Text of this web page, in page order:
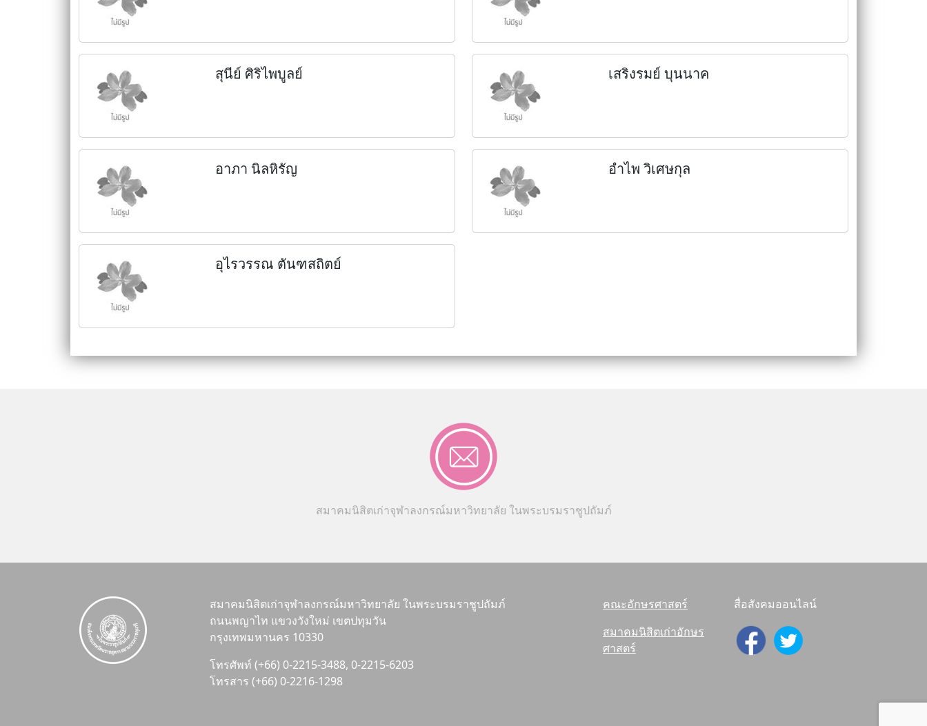
สุนีย์ ศิริไพบูลย์ เสริงรมย์ บุนนาค
อาภา นิลหิรัญ อำไพ วิเศษกุล
อุไรวรรณ ตันฑสถิตย์
สมาคมนิสิตเก่าจุฬาลงกรณ์มหาวิทยาลัย ในพระบรมราชูปถัมภ์
สมาคมนิสิตเก่าจุฬาลงกรณ์มหาวิทยาลัย ในพระบรมราชูปถัมภ์
ถนนพญาไท แขวงวังใหม่ เขตปทุมวัน
กรุงเทพมหานคร 10330
โทรศัพท์ (+66) 0-2215-3488, 0-2215-6203
โทรสาร (+66) 0-2216-1298
คณะอักษรศาสตร์
สมาคมนิสิตเก่าอักษร
ศาสตร์
สื่อสังคมออนไลน์